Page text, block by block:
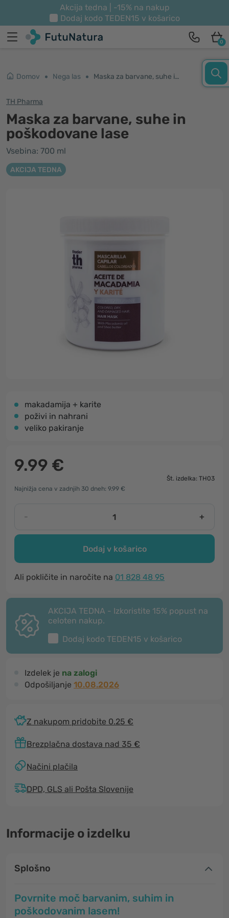
Akcija tedna | -15% na nakup
Dodaj kodo TEDEN15 v košarico
0
Domov Nega las Maska za barvane, suhe in poškodovane lase
TH Pharma
Maska za barvane, suhe in
poškodovane lase
Vsebina: 700 ml
AKCIJA TEDNA
makadamija + karite
poživi in nahrani
veliko pakiranje
9.99 €
Št. izdelka: TH03
Najnižja cena v zadnjih 30 dneh: 9.99 €
- +
Dodaj v košarico
Ali pokličite in naročite na 01 828 48 95
AKCIJA TEDNA - Izkoristite 15% popust na
celoten nakup.
Dodaj kodo TEDEN15 v košarico
Izdelek je na zalogi
Odpošiljanje 10.08.2026
Z nakupom pridobite 0.25 €
Brezplačna dostava nad 35 €
Načini plačila
DPD, GLS ali Pošta Slovenije
Informacije o izdelku
Splošno
Povrnite moč barvanim, suhim in
poškodovanim lasem!